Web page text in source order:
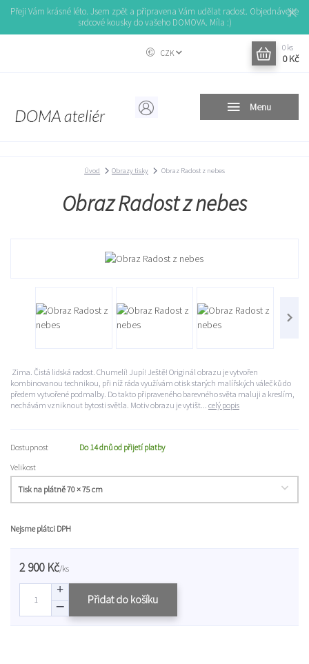
Přeji Vám krásné léto. Jsem zpět a připravena Vám udělat radost. Objednávejte
srdcové kousky do vašeho DOMOVA. Míla :)
Menu
CZK
0 ks
0 Kč
Úvod Obrazy tisky Obraz Radost z nebes
Obraz Radost z nebes
Zima. Čistá lidská radost. Chumelí! Jupí! Ještě! Originál obrazu je vytvořen
kombinovanou technikou, při níž ráda využívám otisk starých malířských válečků do
předem vytvořené podmalby. Do takto připraveného barevného světa maluji a kreslím,
nechávám vzniknout bytosti světla. Motiv obrazu je vytišt... celý popis
Dostupnost
Do 14 dnů od přijetí platby
Velikost
Nejsme plátci DPH
2 900 Kč/ks
Přidat do košíku